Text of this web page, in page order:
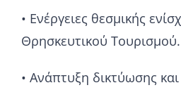
• Ενέργειες θεσμικής
Θρησκευτικού Τουρισμού.
• Ανάπτυξη δικτύωσης